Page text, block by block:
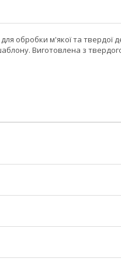
обробки м'якої та
Виготовлена з